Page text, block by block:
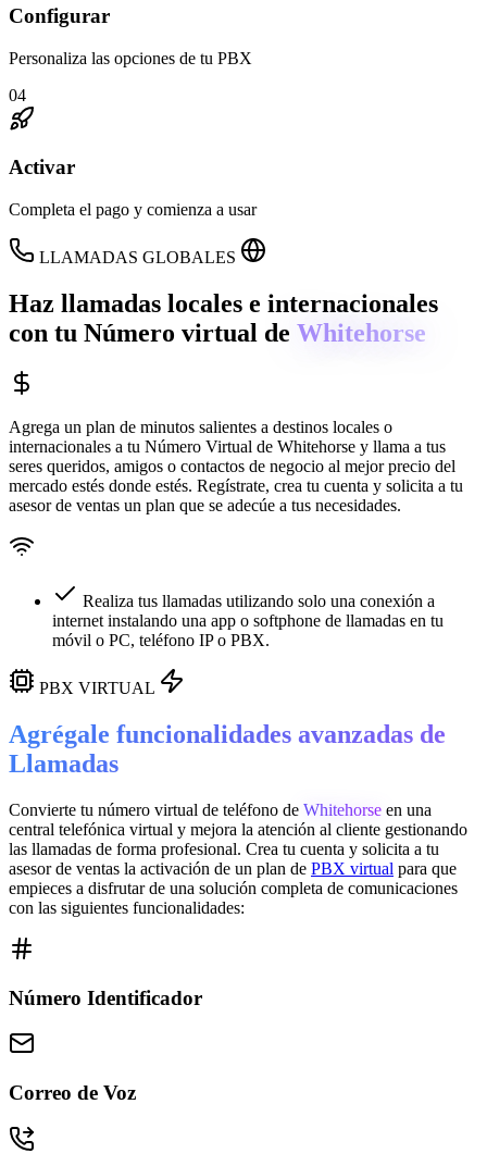
Configurar
Personaliza las opciones de tu PBX
04
Activar
Completa el pago y comienza a usar
LLAMADAS GLOBALES
Haz llamadas locales e internacionales
con tu Número virtual de Whitehorse
Agrega un plan de minutos salientes a destinos locales o
internacionales a tu Número Virtual de Whitehorse y llama a tus
seres queridos, amigos o contactos de negocio al mejor precio del
mercado estés donde estés. Regístrate, crea tu cuenta y solicita a tu
asesor de ventas un plan que se adecúe a tus necesidades.
Realiza tus llamadas utilizando solo una conexión a
internet instalando una app o softphone de llamadas en tu
móvil o PC, teléfono IP o PBX.
PBX VIRTUAL
Agrégale funcionalidades avanzadas de
Llamadas
Convierte tu número virtual de teléfono de Whitehorse en una
central telefónica virtual y mejora la atención al cliente gestionando
las llamadas de forma profesional. Crea tu cuenta y solicita a tu
asesor de ventas la activación de un plan de PBX virtual para que
empieces a disfrutar de una solución completa de comunicaciones
con las siguientes funcionalidades:
Número Identificador
Correo de Voz